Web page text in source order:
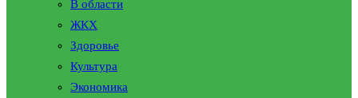
В области
ЖКХ
Здоровье
Культура
Экономика